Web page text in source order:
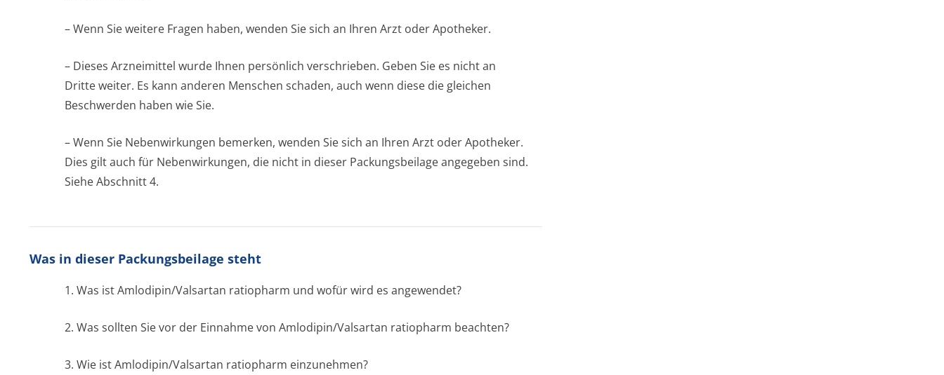
– Wenn Sie weitere Fragen haben, wenden Sie sich an Ihren Arzt oder Apotheker.
– Dieses Arzneimittel wurde Ihnen persönlich verschrieben. Geben Sie es nicht an
Dritte weiter. Es kann anderen Menschen schaden, auch wenn diese die gleichen
Beschwerden haben wie Sie.
– Wenn Sie Nebenwirkungen bemerken, wenden Sie sich an Ihren Arzt oder Apotheker.
Dies gilt auch für Nebenwirkungen, die nicht in dieser Packungsbeilage angegeben sind.
Siehe Abschnitt 4.
Was in dieser Packungsbeilage steht
1. Was ist Amlodipin/Valsartan ratiopharm und wofür wird es angewendet?
2. Was sollten Sie vor der Einnahme von Amlodipin/Valsartan ratiopharm beachten?
3. Wie ist Amlodipin/Valsartan ratiopharm einzunehmen?